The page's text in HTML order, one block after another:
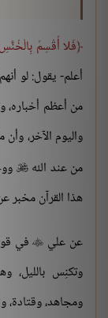
فَلا أُقْسِمُ بِالْخُنَّسِ
أعلم- يقول: لو
من أعظم أخباره،
واليوم الآخر،
من عند الله
هذا القرآن مخبر
عن علي في
وتكنِس بالليل،
ومجاهد، وقتادة،